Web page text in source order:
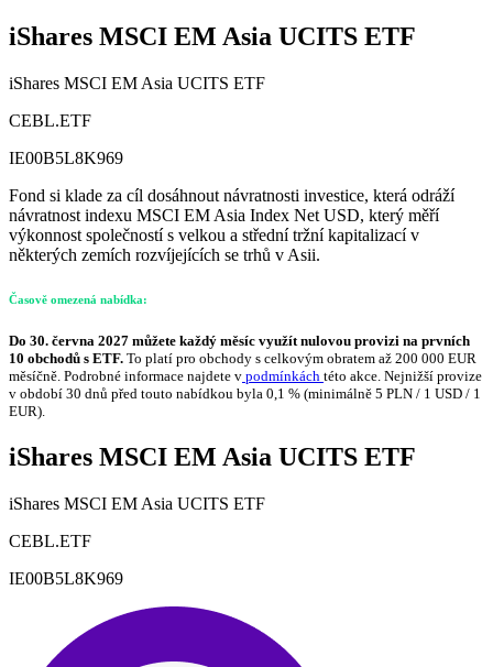
iShares MSCI EM Asia UCITS ETF
iShares MSCI EM Asia UCITS ETF
CEBL.ETF
IE00B5L8K969
Fond si klade za cíl dosáhnout návratnosti investice, která odráží
návratnost indexu MSCI EM Asia Index Net USD, který měří
výkonnost společností s velkou a střední tržní kapitalizací v
některých zemích rozvíjejících se trhů v Asii.
Časově omezená nabídka:
Do 30. června 2027 můžete každý měsíc využít nulovou provizi na prvních
10 obchodů s ETF. To platí pro obchody s celkovým obratem až 200 000 EUR
měsíčně. Podrobné informace najdete v podmínkách této akce. Nejnižší provize
v období 30 dnů před touto nabídkou byla 0,1 % (minimálně 5 PLN / 1 USD / 1
EUR).
iShares MSCI EM Asia UCITS ETF
iShares MSCI EM Asia UCITS ETF
CEBL.ETF
IE00B5L8K969